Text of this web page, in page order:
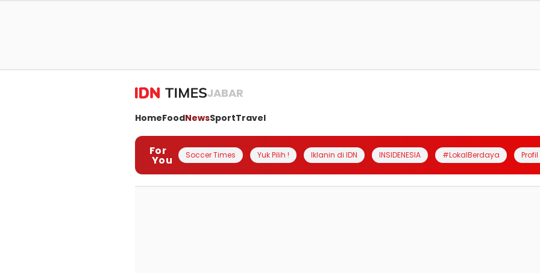
JABAR
HomeFoodNewsSportTravel
For
You Soccer Times Yuk Pilih ! Iklanin di IDN INSIDENESIA #LokalBerdaya